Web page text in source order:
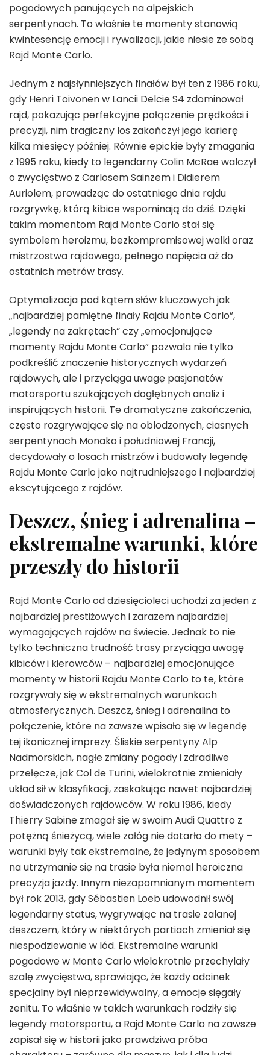
pogodowych panujących na alpejskich
serpentynach. To właśnie te momenty stanowią
kwintesencję emocji i rywalizacji, jakie niesie ze sobą
Rajd Monte Carlo.
Jednym z najsłynniejszych finałów był ten z 1986 roku,
gdy Henri Toivonen w Lancii Delcie S4 zdominował
rajd, pokazując perfekcyjne połączenie prędkości i
precyzji, nim tragiczny los zakończył jego karierę
kilka miesięcy później. Równie epickie były zmagania
z 1995 roku, kiedy to legendarny Colin McRae walczył
o zwycięstwo z Carlosem Sainzem i Didierem
Auriolem, prowadząc do ostatniego dnia rajdu
rozgrywkę, którą kibice wspominają do dziś. Dzięki
takim momentom Rajd Monte Carlo stał się
symbolem heroizmu, bezkompromisowej walki oraz
mistrzostwa rajdowego, pełnego napięcia aż do
ostatnich metrów trasy.
Optymalizacja pod kątem słów kluczowych jak
„najbardziej pamiętne finały Rajdu Monte Carlo”,
„legendy na zakrętach” czy „emocjonujące
momenty Rajdu Monte Carlo” pozwala nie tylko
podkreślić znaczenie historycznych wydarzeń
rajdowych, ale i przyciąga uwagę pasjonatów
motorsportu szukających dogłębnych analiz i
inspirujących historii. Te dramatyczne zakończenia,
często rozgrywające się na oblodzonych, ciasnych
serpentynach Monako i południowej Francji,
decydowały o losach mistrzów i budowały legendę
Rajdu Monte Carlo jako najtrudniejszego i najbardziej
ekscytującego z rajdów.
Deszcz, śnieg i adrenalina –
ekstremalne warunki, które
przeszły do historii
Rajd Monte Carlo od dziesięcioleci uchodzi za jeden z
najbardziej prestiżowych i zarazem najbardziej
wymagających rajdów na świecie. Jednak to nie
tylko techniczna trudność trasy przyciąga uwagę
kibiców i kierowców – najbardziej emocjonujące
momenty w historii Rajdu Monte Carlo to te, które
rozgrywały się w ekstremalnych warunkach
atmosferycznych. Deszcz, śnieg i adrenalina to
połączenie, które na zawsze wpisało się w legendę
tej ikonicznej imprezy. Śliskie serpentyny Alp
Nadmorskich, nagłe zmiany pogody i zdradliwe
przełęcze, jak Col de Turini, wielokrotnie zmieniały
układ sił w klasyfikacji, zaskakując nawet najbardziej
doświadczonych rajdowców. W roku 1986, kiedy
Thierry Sabine zmagał się w swoim Audi Quattro z
potężną śnieżycą, wiele załóg nie dotarło do mety –
warunki były tak ekstremalne, że jedynym sposobem
na utrzymanie się na trasie była niemal heroiczna
precyzja jazdy. Innym niezapomnianym momentem
był rok 2013, gdy Sébastien Loeb udowodnił swój
legendarny status, wygrywając na trasie zalanej
deszczem, który w niektórych partiach zmieniał się
niespodziewanie w lód. Ekstremalne warunki
pogodowe w Monte Carlo wielokrotnie przechylały
szalę zwycięstwa, sprawiając, że każdy odcinek
specjalny był nieprzewidywalny, a emocje sięgały
zenitu. To właśnie w takich warunkach rodziły się
legendy motorsportu, a Rajd Monte Carlo na zawsze
zapisał się w historii jako prawdziwa próba